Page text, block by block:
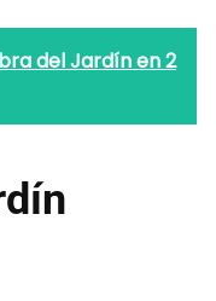
del Jardín en 2